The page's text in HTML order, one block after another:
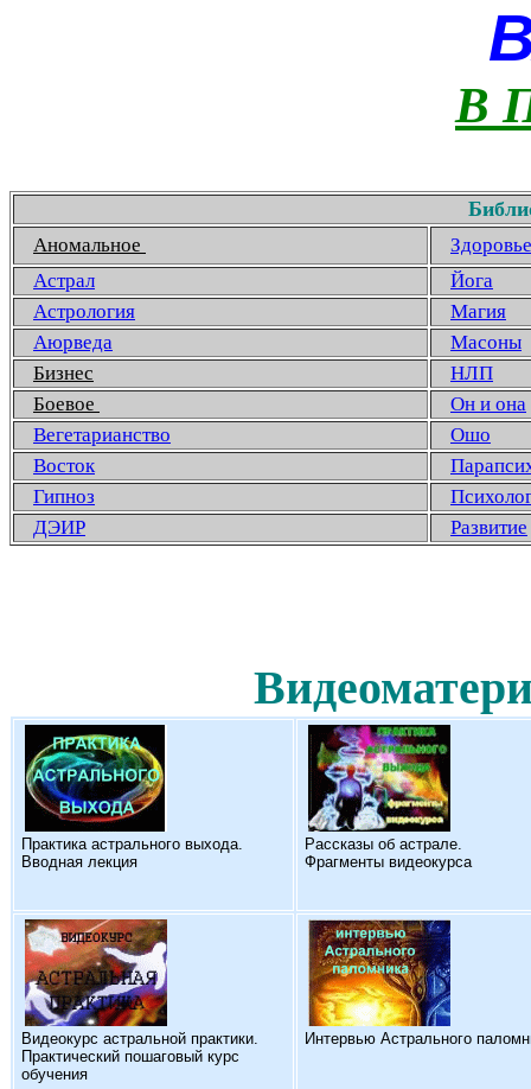
В
Аномальное
Здоровье
Астрал
Йога
Астрология
Магия
Аюрведа
Масоны
Бизнес
НЛП
Боевое
Он и она
Вегетарианство
Ошо
Восток
Гипноз
ДЭИР
Развитие
Практика астрального выхода.
Вводная лекция
Рассказы об астрале.
Фрагменты видеокурса
Видеокурс астральной практики.
Практический пошаговый курс
обучения
Интервью Астрального